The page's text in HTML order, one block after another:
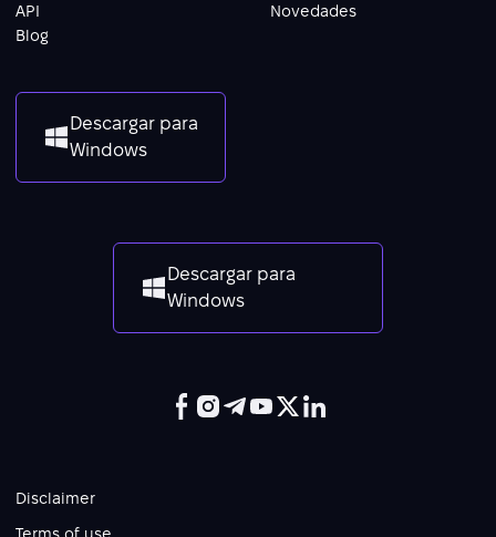
API
Blog
Novedades
Descargar para
Windows
Descargar para
Windows
Disclaimer
Terms of use